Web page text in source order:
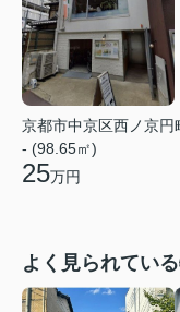
京都市中京区西ノ京円
- (98.65㎡)
25万円
よく見られてい